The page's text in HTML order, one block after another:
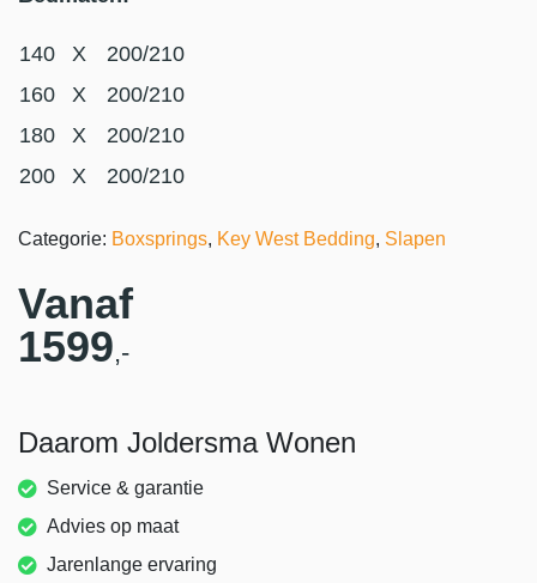
140 X
200/210
160
X
200/210
180
X
200/210
200
X 200/210
Categorie: Boxsprings, Key West Bedding, Slapen
Vanaf
1599,-
Daarom Joldersma Wonen
Service & garantie
Advies op maat
Jarenlange ervaring